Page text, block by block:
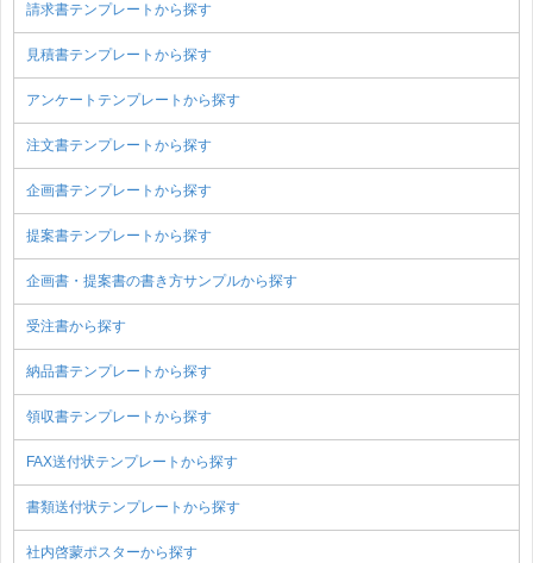
請求書テンプレートから探す
見積書テンプレートから探す
アンケートテンプレートから探す
注文書テンプレートから探す
企画書テンプレートから探す
提案書テンプレートから探す
企画書・提案書の書き方サンプルから探す
受注書から探す
納品書テンプレートから探す
領収書テンプレートから探す
FAX送付状テンプレートから探す
書類送付状テンプレートから探す
社内啓蒙ポスターから探す